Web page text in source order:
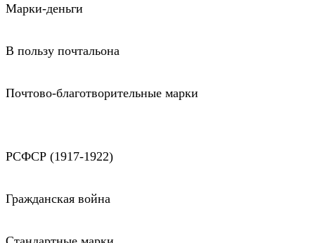
Марки-деньги
В пользу почтальона
Почтово-благотворительные марки
РСФСР (1917-1922)
Гражданская война